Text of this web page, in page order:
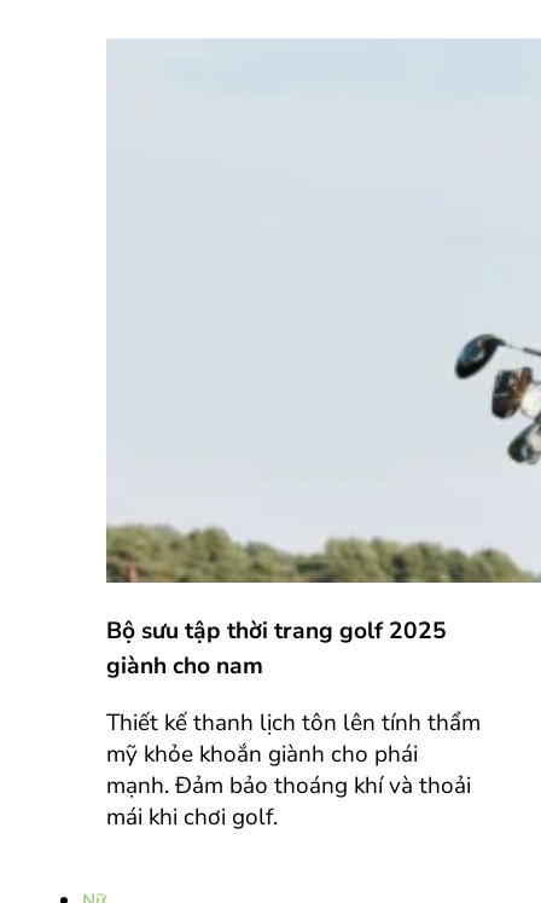
Bộ sưu tập thời trang golf 2025
giành cho nam
Thiết kế thanh lịch tôn lên tính thẩm
mỹ khỏe khoắn giành cho phái
mạnh. Đảm bảo thoáng khí và thoải
mái khi chơi golf.